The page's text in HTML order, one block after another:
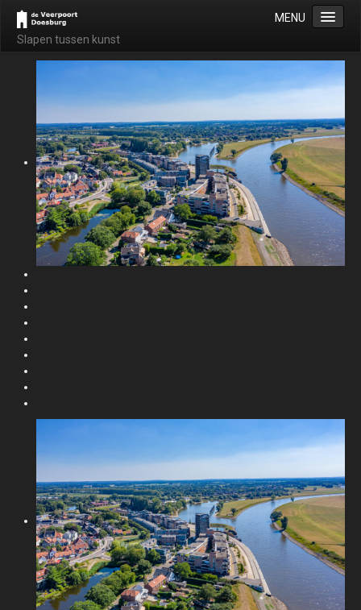
Slapen tussen kunst
MENU
Dia voorstelling
B&B Guesthouse Appartement
Informatie
Appartement De Aak / The Barge
Prijzen
Veiligheid
Galerie
Duurzaamheid
Leveranciers
Contact
Locatie
A t/m Z
Gastheer
BenB de Veerpoort 4 tulpen
Wat gasten van ons vinden